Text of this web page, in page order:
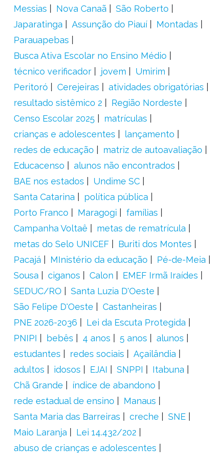
Messias Nova Canaã
São Roberto
Japaratinga
Assunção do Piauí
Montadas
Parauapebas
Busca Ativa Escolar no Ensino Médio
técnico verificador
jovem
Umirim
Peritoró
Cerejeiras
atividades obrigatórias
resultado sistêmico 2
Região Nordeste
Censo Escolar 2025
matrículas
crianças e adolescentes
lançamento
redes de educação
matriz de autoavaliação
Educacenso
alunos não encontrados
BAE nos estados
Undime SC
Santa Catarina
política pública
Porto Franco
Maragogi
famílias
Campanha Voltaê
metas de rematrícula
metas do Selo UNICEF
Buriti dos Montes
Pacajá
MInistério da educação
Pé-de-Meia
Sousa
ciganos Calon
EMEF Irmã Iraídes
SEDUC/RO
Santa Luzia D'Oeste
São Felipe D'Oeste
Castanheiras
PNE 2026-2036
Lei da Escuta Protegida
PNIPI
bebês 4 anos 5 anos
alunos
estudantes
redes sociais
Açailândia
adultos
idosos EJAI SNPPI
Itabuna
Chã Grande
índice de abandono
rede estadual de ensino
Manaus
Santa Maria das Barreiras
creche
SNE
Maio Laranja
Lei 14.432/202
abuso de crianças e adolescentes